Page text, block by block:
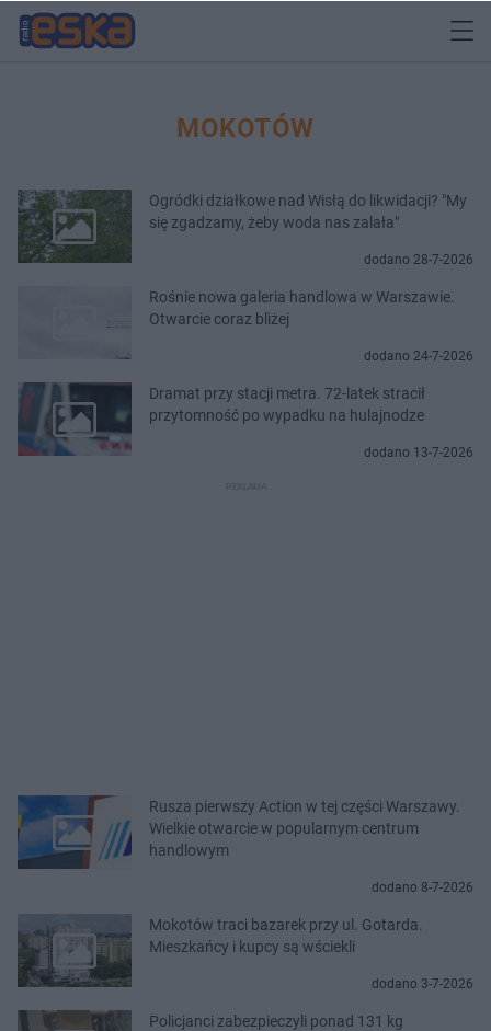
MOKOTÓW
Ogródki działkowe nad Wisłą do likwidacji? "My
się zgadzamy, żeby woda nas zalała"
dodano 28-7-2026
Rośnie nowa galeria handlowa w Warszawie.
Otwarcie coraz bliżej
dodano 24-7-2026
Dramat przy stacji metra. 72-latek stracił
przytomność po wypadku na hulajnodze
dodano 13-7-2026
Rusza pierwszy Action w tej części Warszawy.
Wielkie otwarcie w popularnym centrum
handlowym
dodano 8-7-2026
Mokotów traci bazarek przy ul. Gotarda.
Mieszkańcy i kupcy są wściekli
dodano 3-7-2026
Policjanci zabezpieczyli ponad 131 kg